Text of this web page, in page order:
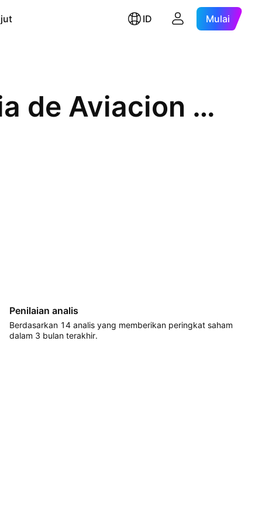
ID Mulai
Controladora Vuela Compania de Aviacion SAB de CV Sponsored ADR Class A
Penilaian analis
Berdasarkan 14 analis yang memberikan peringkat saham
dalam 3 bulan terakhir.